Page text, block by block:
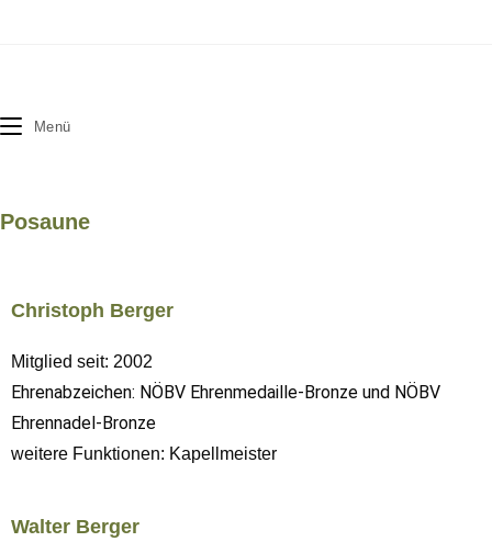
Menü
Posaune
Christoph Berger
Mitglied seit: 2002
Ehrenabzeichen: NÖBV Ehrenmedaille-Bronze und NÖBV
Ehrennadel-Bronze
weitere Funktionen: Kapellmeister
Walter Berger